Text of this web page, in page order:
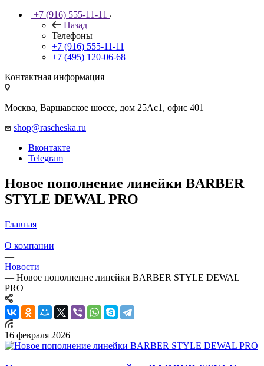
+7 (916) 555-11-11
Назад
Телефоны
+7 (916) 555-11-11
+7 (495) 120-06-68
Контактная информация
Москва, Варшавское шоссе, дом 25Аc1, офис 401
shop@rascheska.ru
Вконтакте
Telegram
Новое пополнение линейки BARBER
STYLE DEWAL PRO
Главная
—
О компании
—
Новости
— Новое пополнение линейки BARBER STYLE DEWAL
PRO
16 февраля 2026